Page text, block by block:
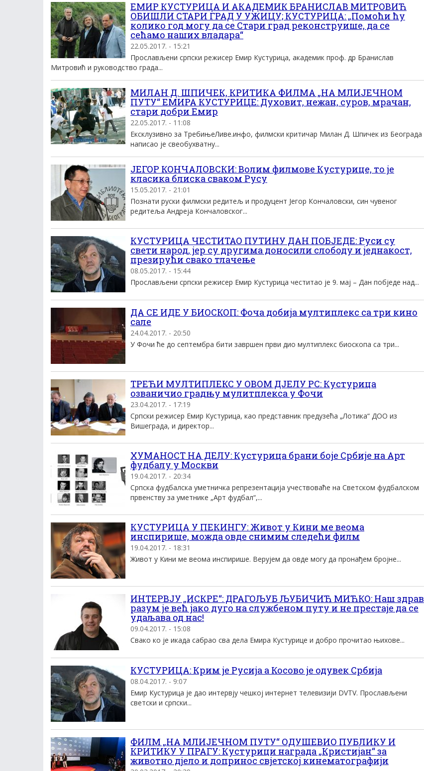
ЕМИР КУСТУРИЦА И АКАДЕМИК БРАНИСЛАВ МИТРОВИЋ
ОБИШЛИ СТАРИ ГРАД У УЖИЦУ; КУСТУРИЦА: „Помоћи ћу
колико год могу да се Стари град реконструише, да се
сећамо наших владара“
22.05.2017. - 15:21
Прослављени српски режисер Емир Кустурица, академик проф. др Бранислав
Митровић и руководство града...
МИЛАН Д. ШПИЧЕК, КРИТИКА ФИЛМА „НА МЛИЈЕЧНОМ
ПУТУ“ ЕМИРА КУСТУРИЦЕ: Духовит, нежан, суров, мрачан,
стари добри Емир
22.05.2017. - 11:08
Ексклузивно за ТребињеЛиве.инфо, филмски критичар Милан Д. Шпичек из Београда
написао је свеобухватну...
ЈЕГОР КОНЧАЛОВСКИ: Волим филмове Кустурице, то је
класика блиска сваком Русу
15.05.2017. - 21:01
Познати руски филмски редитељ и продуцент Јегор Кончаловски, син чувеног
редитеља Андреја Кончаловског...
КУСТУРИЦА ЧЕСТИТАО ПУТИНУ ДАН ПОБЈЕДЕ: Руси су
свети народ, јер су другима доносили слободу и једнакост,
презирући свако тлачење
08.05.2017. - 15:44
Прослављени српски режисер Емир Кустурица честитао је 9. мај – Дан побједе над...
ДА СЕ ИДЕ У БИОСКОП: Фоча добија мултиплекс са три кино
сале
24.04.2017. - 20:50
У Фочи ће до септембра бити завршен први дио мултиплекс биоскопа са три...
ТРЕЋИ МУЛТИПЛЕКС У ОВОМ ДЈЕЛУ РС: Кустурица
озваничио градњу мулитплекса у Фочи
23.04.2017. - 17:19
Српски режисер Емир Кустурица, као представник предузећа „Лотика“ ДОО из
Вишеграда, и директор...
ХУМАНОСТ НА ДЕЛУ: Кустурица брани боје Србије на Арт
фудбалу у Москви
19.04.2017. - 20:34
Српска фудбалска уметничка репрезентација учествоваће на Светском фудбалском
првенству за уметнике „Арт фудбал“,...
КУСТУРИЦА У ПЕКИНГУ: Живот у Кини ме веома
инспирише, можда овде снимим следећи филм
19.04.2017. - 18:31
Живот у Кини ме веома инспирише. Верујем да овде могу да пронађем бројне...
ИНТЕРВЈУ „ИСКРЕ“: ДРАГОЉУБ ЉУБИЧИЋ МИЋКО: Наш здрав
разум је већ јако дуго на службеном путу и не престаје да се
удаљава од нас!
09.04.2017. - 15:08
Свако ко је икада сабрао сва дела Емира Кустурице и добро прочитао њихове...
КУСТУРИЦА: Крим је Русија а Косово је одувек Србија
08.04.2017. - 9:07
Емир Кустурица је дао интервју чешкој интернет телевизији DVTV. Прослављени
светски и српски...
ФИЛМ „НА МЛИЈЕЧНОМ ПУТУ“ ОДУШЕВИО ПУБЛИКУ И
КРИТИКУ У ПРАГУ: Кустурици награда „Кристијан“ за
животно дјело и допринос свјетској кинематографији